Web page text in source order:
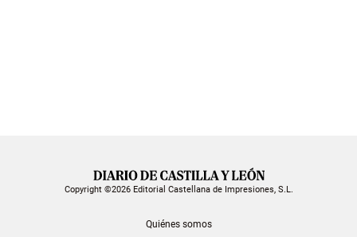
Copyright ©2026 Editorial Castellana de Impresiones, S.L.
Quiénes somos